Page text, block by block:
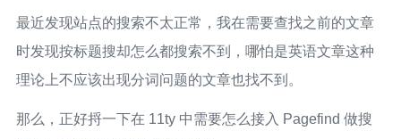
最近发现站点的搜索不太正常，我在需要查找之前的文章
时发现按标题搜却怎么都搜索不到，哪怕是英语文章这种
理论上不应该出现分词问题的文章也找不到。
那么，正好捋一下在 11ty 中需要怎么接入 Pagefind 做搜